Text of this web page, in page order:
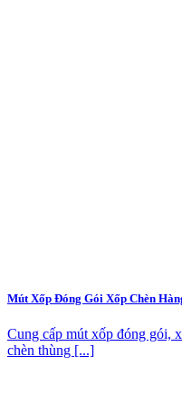
Mút Xốp Đóng Gói Xốp Chèn
Cung cấp mút xốp đóng gói,
chèn thùng [...]